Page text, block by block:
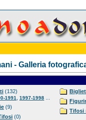
- Galleria
(132)
1991 1997-1998
(9)
(0)
Tifosi